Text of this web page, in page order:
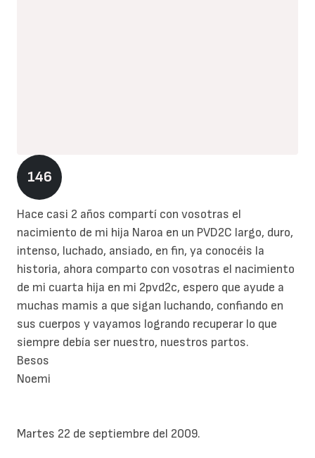
146
Hace casi 2 años compartí con vosotras el
nacimiento de mi hija Naroa en un PVD2C largo, duro,
intenso, luchado, ansiado, en fin, ya conocéis la
historia, ahora comparto con vosotras el nacimiento
de mi cuarta hija en mi 2pvd2c, espero que ayude a
muchas mamis a que sigan luchando, confiando en
sus cuerpos y vayamos logrando recuperar lo que
siempre debía ser nuestro, nuestros partos.
Besos
Noemi
Martes 22 de septiembre del 2009.